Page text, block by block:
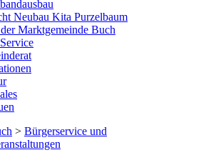
Neubau Kita Purzelbaum
Marktgemeinde Buch
> Bürgerservice und